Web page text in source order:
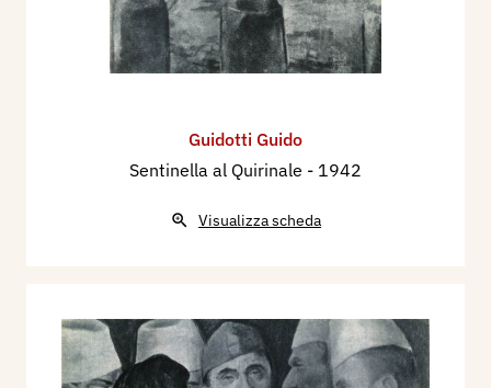
Guidotti Guido
Sentinella al Quirinale - 1942
Visualizza scheda